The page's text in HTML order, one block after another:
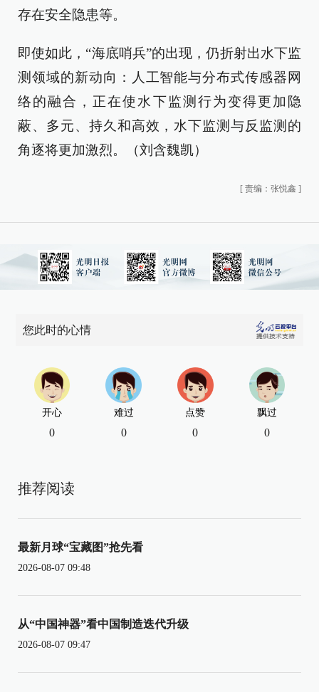
存在安全隐患等。
即使如此，“海底哨兵”的出现，仍折射出水下监
测领域的新动向：人工智能与分布式传感器网
络的融合，正在使水下监测行为变得更加隐
蔽、多元、持久和高效，水下监测与反监测的
角逐将更加激烈。（刘含魏凯）
[ 责编：张悦鑫 ]
您此时的心情
开心
0
难过
0
点赞
0
飘过
0
推荐阅读
最新月球“宝藏图”抢先看
2026-08-07 09:48
从“中国神器”看中国制造迭代升级
2026-08-07 09:47